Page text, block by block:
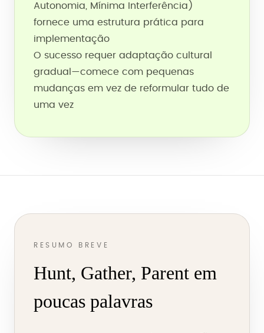
Autonomia, Mínima Interferência)
fornece uma estrutura prática para
implementação
O sucesso requer adaptação cultural
gradual—comece com pequenas
mudanças em vez de reformular tudo de
uma vez
RESUMO BREVE
Hunt, Gather, Parent em
poucas palavras